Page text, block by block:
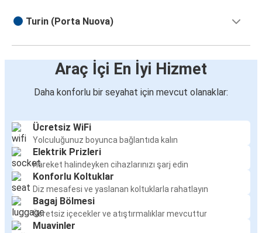
Turin (Porta Nuova)
Araç İçi En İyi Hizmet
Daha konforlu bir seyahat için mevcut olanaklar:
Ücretsiz WiFi
Yolculuğunuz boyunca bağlantıda kalın
Elektrik Prizleri
Hareket halindeyken cihazlarınızı şarj edin
Konforlu Koltuklar
Diz mesafesi ve yaslanan koltuklarla rahatlayın
Bagaj Bölmesi
Ücretsiz içecekler ve atıştırmalıklar mevcuttur
Muavinler